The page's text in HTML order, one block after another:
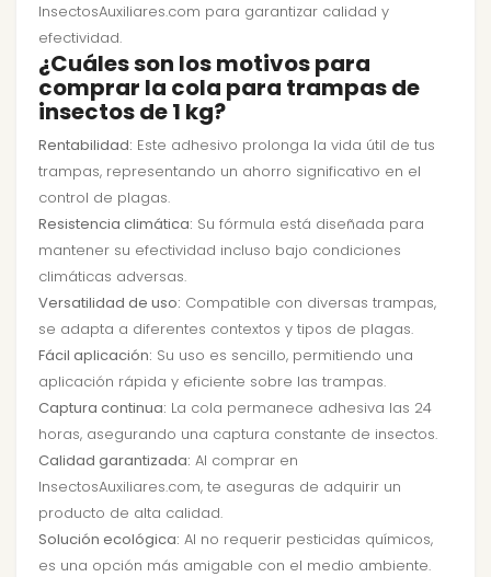
InsectosAuxiliares.com para garantizar calidad y
efectividad.
¿Cuáles son los motivos para
comprar la cola para trampas de
insectos de 1 kg?
Rentabilidad: Este adhesivo prolonga la vida útil de tus
trampas, representando un ahorro significativo en el
control de plagas.
Resistencia climática: Su fórmula está diseñada para
mantener su efectividad incluso bajo condiciones
climáticas adversas.
Versatilidad de uso: Compatible con diversas trampas,
se adapta a diferentes contextos y tipos de plagas.
Fácil aplicación: Su uso es sencillo, permitiendo una
aplicación rápida y eficiente sobre las trampas.
Captura continua: La cola permanece adhesiva las 24
horas, asegurando una captura constante de insectos.
Calidad garantizada: Al comprar en
InsectosAuxiliares.com, te aseguras de adquirir un
producto de alta calidad.
Solución ecológica: Al no requerir pesticidas químicos,
es una opción más amigable con el medio ambiente.